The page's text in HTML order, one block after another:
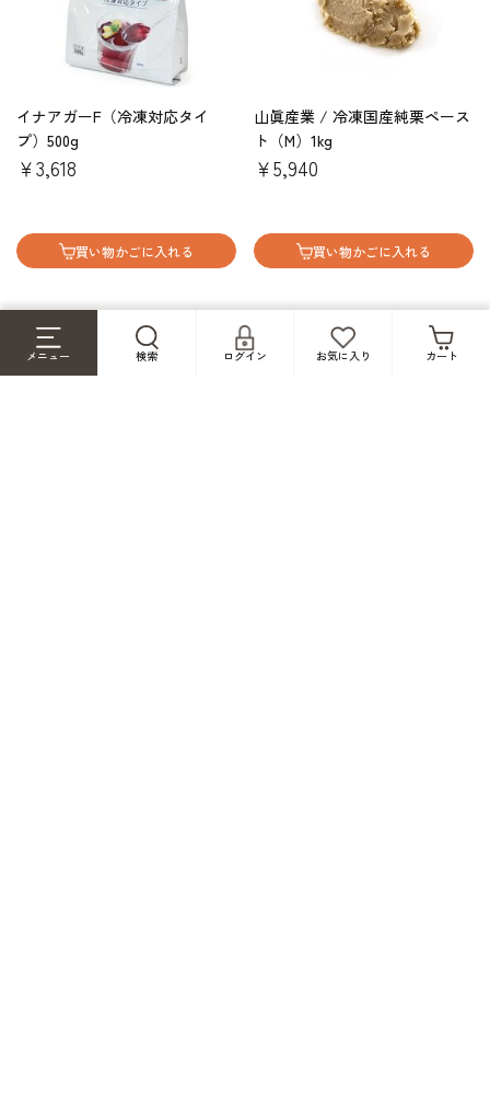
イナアガーF（冷凍対応タイ
プ）500g
￥3,618
買い物かごに入れる
山眞産業 / 冷凍国産純栗ペース
ト（M）1kg
￥5,940
買い物かごに入れる
メニュー 検索 ログイン お気に入り カート